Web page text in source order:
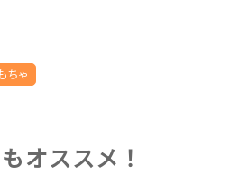
ちゃ
オススメ！